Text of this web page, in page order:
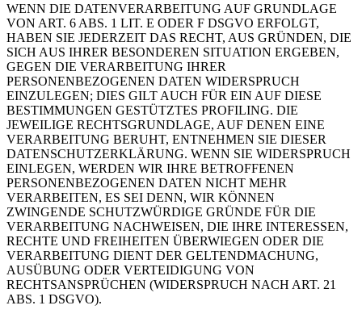
WENN DIE DATENVERARBEITUNG AUF GRUNDLAGE
VON ART. 6 ABS. 1 LIT. E ODER F DSGVO ERFOLGT,
HABEN SIE JEDERZEIT DAS RECHT, AUS GRÜNDEN, DIE
SICH AUS IHRER BESONDEREN SITUATION ERGEBEN,
GEGEN DIE VERARBEITUNG IHRER
PERSONENBEZOGENEN DATEN WIDERSPRUCH
EINZULEGEN; DIES GILT AUCH FÜR EIN AUF DIESE
BESTIMMUNGEN GESTÜTZTES PROFILING. DIE
JEWEILIGE RECHTSGRUNDLAGE, AUF DENEN EINE
VERARBEITUNG BERUHT, ENTNEHMEN SIE DIESER
DATENSCHUTZERKLÄRUNG. WENN SIE WIDERSPRUCH
EINLEGEN, WERDEN WIR IHRE BETROFFENEN
PERSONENBEZOGENEN DATEN NICHT MEHR
VERARBEITEN, ES SEI DENN, WIR KÖNNEN
ZWINGENDE SCHUTZWÜRDIGE GRÜNDE FÜR DIE
VERARBEITUNG NACHWEISEN, DIE IHRE INTERESSEN,
RECHTE UND FREIHEITEN ÜBERWIEGEN ODER DIE
VERARBEITUNG DIENT DER GELTENDMACHUNG,
AUSÜBUNG ODER VERTEIDIGUNG VON
RECHTSANSPRÜCHEN (WIDERSPRUCH NACH ART. 21
ABS. 1 DSGVO).